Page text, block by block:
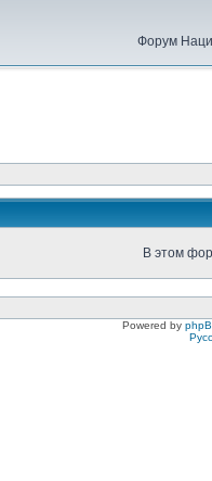
Форум
В этом
Powered by